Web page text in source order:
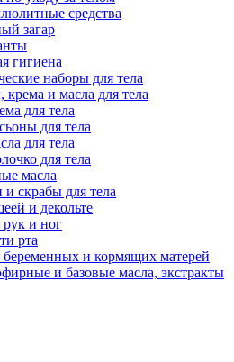
средства
загар
гигиена
наборы для тела
крема и масла для тела
для тела
для тела
для тела
для тела
масла
скрабы для тела
и декольте
рук и ног
рта
беременных и кормящих матерей
и базовые масла, экстракты